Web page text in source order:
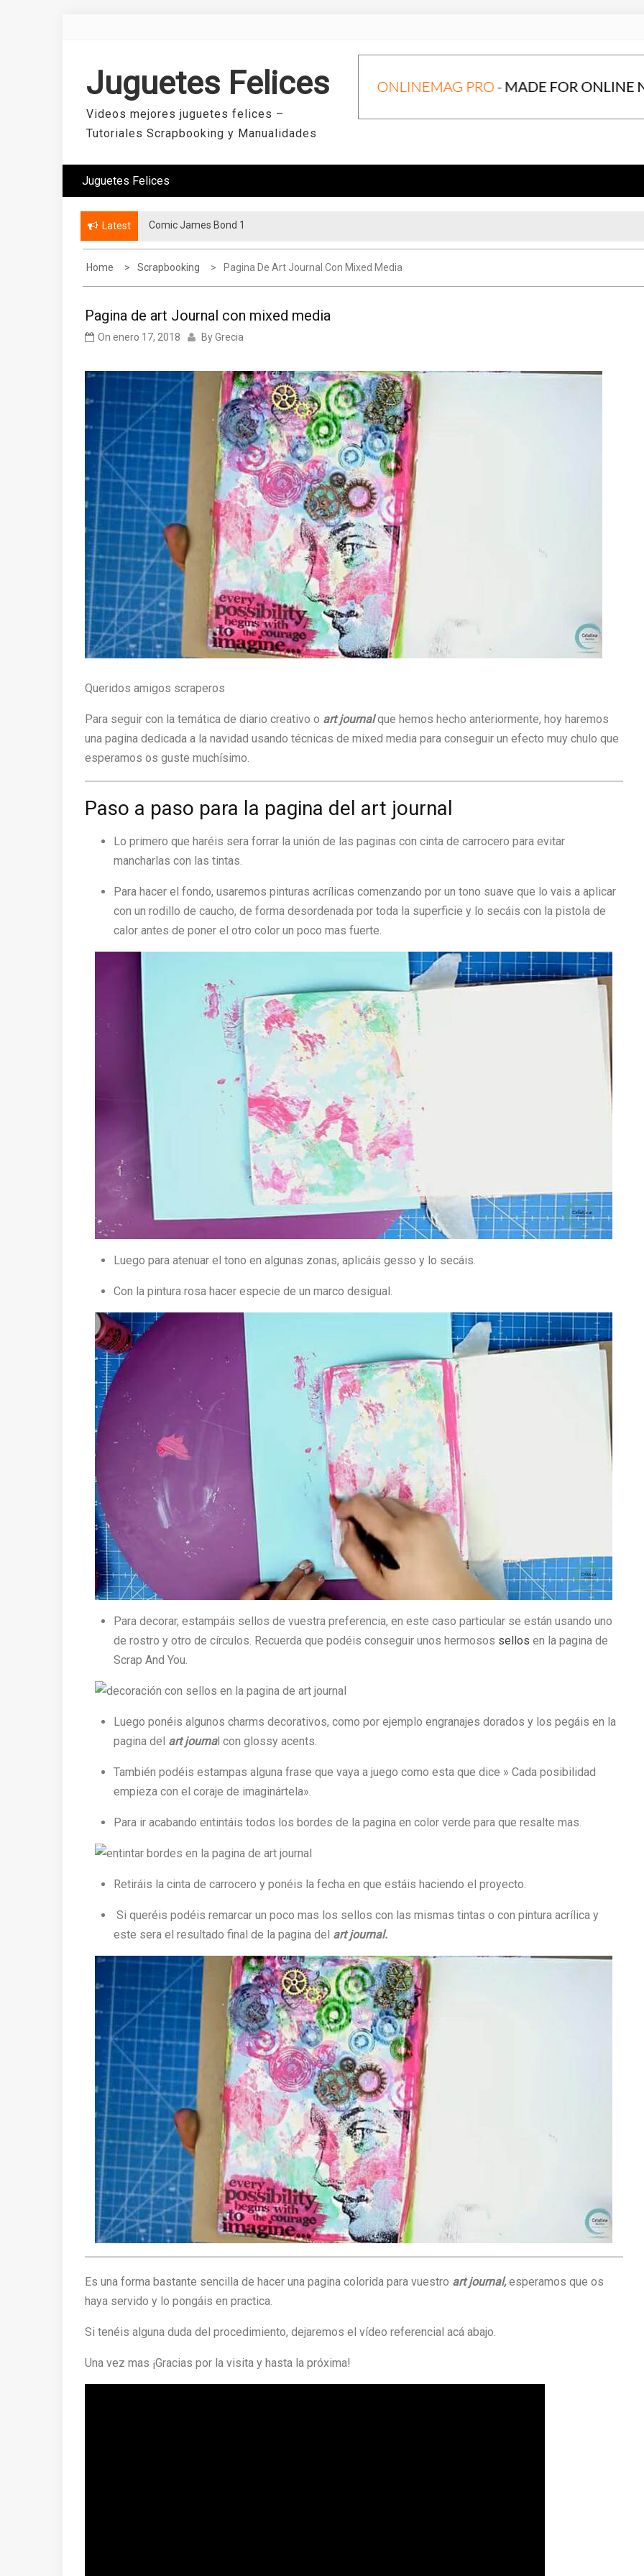
Juguetes Felices
Videos mejores juguetes felices –
Tutoriales Scrapbooking y Manualidades
Juguetes Felices
Latest Comic James Bond 1
Mini álbum con dos hojas
Home Scrapbooking Pagina De Art Journal Con Mixed Media
Pagina de art Journal con mixed media
On enero 17, 2018 ByGrecia
Queridos amigos scraperos
Para seguir con la temática de diario creativo o art journalque hemos hecho anteriormente, hoy haremos
una pagina dedicada a la navidad usando técnicas de mixed media para conseguir un efecto muy chulo que
esperamos os guste muchísimo.
Paso a paso para la pagina del art journal
Lo primero que haréis sera forrar la unión de las paginas con cinta de carrocero para evitar
mancharlas con las tintas.
Para hacer el fondo, usaremos pinturas acrílicas comenzando por un tono suave que lo vais a aplicar
con un rodillo de caucho, de forma desordenada por toda la superficie y lo secáis con la pistola de
calor antes de poner el otro color un poco mas fuerte.
Luego para atenuar el tono en algunas zonas, aplicáis gesso y lo secáis.
Con la pintura rosa hacer especie de un marco desigual.
Para decorar, estampáis sellos de vuestra preferencia, en este caso particular se están usando uno
de rostro y otro de círculos. Recuerda que podéis conseguir unos hermosos sellos en la pagina de
Scrap And You.
Luego ponéis algunos charms decorativos, como por ejemplo engranajes dorados y los pegáis en la
pagina del art journal con glossy acents.
También podéis estampas alguna frase que vaya a juego como esta que dice » Cada posibilidad
empieza con el coraje de imaginártela».
Para ir acabando entintáis todos los bordes de la pagina en color verde para que resalte mas.
Retiráis la cinta de carrocero y ponéis la fecha en que estáis haciendo el proyecto.
Si queréis podéis remarcar un poco mas los sellos con las mismas tintas o con pintura acrílica y
este sera el resultado final de la pagina del art journal.
Es una forma bastante sencilla de hacer una pagina colorida para vuestro art journal,esperamos que os
haya servido y lo pongáis en practica.
Si tenéis alguna duda del procedimiento, dejaremos el vídeo referencial acá abajo.
Una vez mas ¡Gracias por la visita y hasta la próxima!